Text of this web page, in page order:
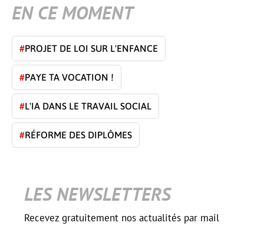
EN CE MOMENT
#PROJET DE LOI SUR L'ENFANCE
#PAYE TA VOCATION !
#L'IA DANS LE TRAVAIL SOCIAL
#RÉFORME DES DIPLÔMES
LES NEWSLETTERS
Recevez gratuitement nos actualités par mail